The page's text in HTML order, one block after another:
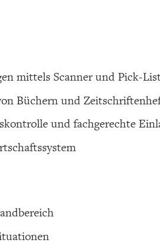
mittels Scanner und Pick-
Büchern und
und fachgerechte